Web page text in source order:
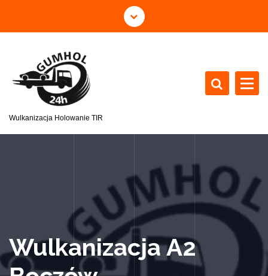
Wulkanizacja Holowanie TIR
Wulkanizacja A2